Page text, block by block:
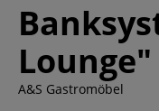
A&S Gastromöbel